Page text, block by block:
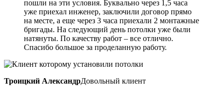
пошли на эти условия. Буквально через 1,5 часа
уже приехал инженер, заключили договор прямо
на месте, а еще через 3 часа приехали 2 монтажные
бригады. На следующий день потолки уже были
натянуты. По качеству работ – все отлично.
Спасибо большое за проделанную работу.
Троицкий АлександрДовольный клиент